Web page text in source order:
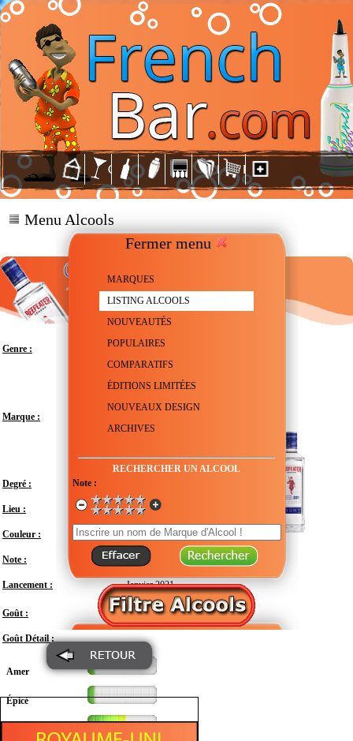
Fermer menu
MARQUES
LISTING ALCOOLS
NOUVEAUTÉS
POPULAIRES
COMPARATIFS
ÉDITIONS LIMITÉES
NOUVEAUX DESIGN
ARCHIVES
RECHERCHER UN ALCOOL
Note :
Menu Alcools
Genre : Gin
Marque :
Degré :
Lieu : Royaume-Uni - Angleterre - Londres
Couleur : Transparent
Note : En attente de test
Lancement : Janvier 2021
Goût : Doux
Goût Détail :
Amer
Épicé